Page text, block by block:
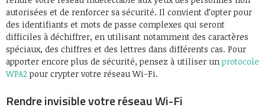
autorisées et de renforcer sa sécurité. Il convient d’opter pour
des identifiants et mots de passe complexes qui seront
difficiles à déchiffrer, en utilisant notamment des caractères
spéciaux, des chiffres et des lettres dans différents cas. Pour
apporter encore plus de sécurité, pensez à utiliser unprotocole
WPA2 pour crypter votre réseau Wi-Fi.
Rendre invisible votre réseau Wi-Fi